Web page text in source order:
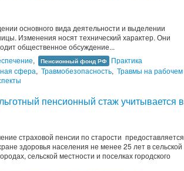
основного вида деятельности и выделении
Изменения носят технический характер. Они
общественное обсуждение...
, Пенсионный фонд РФ Практика
сфера, Травмобезопасность, Травмы на рабочем
пенсионный стаж учитывается в
страховой пенсии по старости предоставляется
здоровья населения не менее 25 лет в сельской
сельской местности и поселках городского